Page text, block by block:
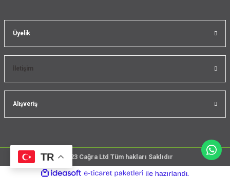
Üyelik
İletişim
Alışveriş
TR @2023 Cağra Ltd Tüm hakları Saklıdır
çember
ideasoft
e-